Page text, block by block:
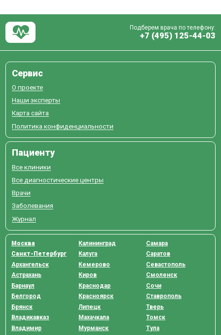
Подберем врача по телефону:
+7 (495) 125-44-03
Сервис
О проекте
Наши эксперты
Карта сайта
Политика конфиденциальности
Пациенту
Все клиники
Все диагностические центры
Врачи
Заболевания
Журнал
Москва
Санкт-Петербург
Архангельск
Астрахань
Барнаул
Белгород
Брянск
Владикавказ
Владимир
Калининград
Калуга
Кемерово
Киров
Краснодар
Красноярск
Липецк
Махачкала
Мурманск
Самара
Саратов
Севастополь
Смоленск
Сочи
Ставрополь
Тверь
Томск
Тула